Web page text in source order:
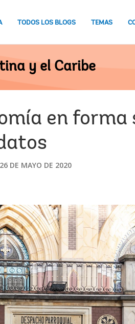
TODOS LOS BLOGS TEMAS
y el Caribe
en forma
26 DE MAYO DE 2020